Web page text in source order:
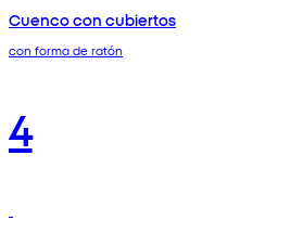
Cuenco con cubiertos
con forma de ratón
4